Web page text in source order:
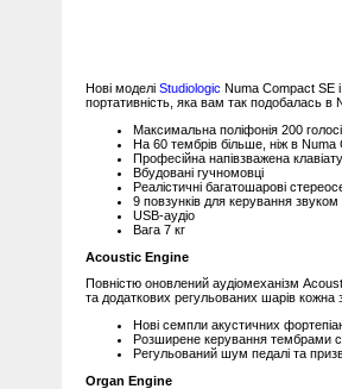
Нові моделі Studiologic Numa Compact SE
портативність, яка вам так подобалась
Максимальна поліфонія 200
На 60 тембрів більше, ніж в Numa
Професійна напівзважена
Вбудовані гучномовці
Реалістичні багатошарові
9 повзунків для керування
USB-аудіо
Вага 7 кг
Acoustic Engine
Повністю оновлений аудіомеханізм
та додаткових регульованих шарів кожна
Нові семпли акустичних
Розширене керування тембрами
Регульований шум педалі та
Organ Engine